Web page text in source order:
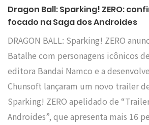
Dragon Ball: Sparking! ZERO:
focado na Saga dos Androides
DRAGON BALL: Sparking! ZERO
Batalhe com personagens icônicos
editora Bandai Namco e a
Chunsoft lançaram um novo trailer
Sparking! ZERO apelidado de
Androides”, que apresenta mais 16